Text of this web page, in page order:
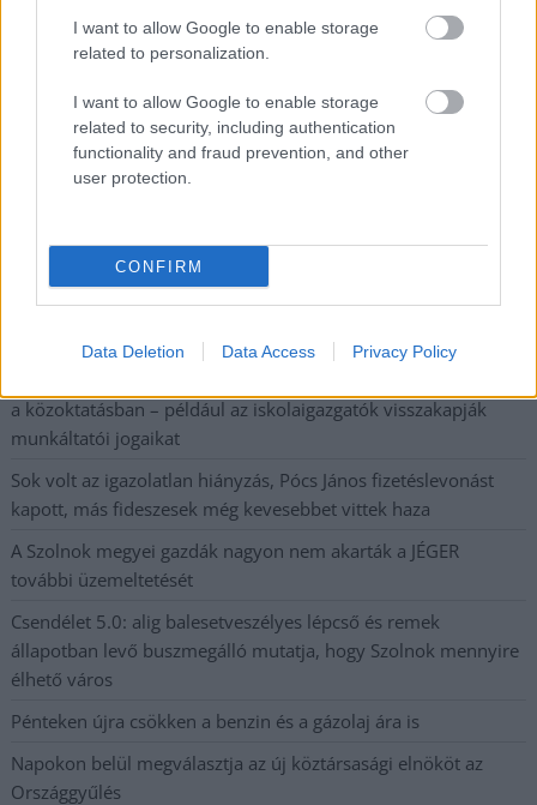
I want to allow Google to enable storage
related to personalization.
I want to allow Google to enable storage
related to security, including authentication
functionality and fraud prevention, and other
user protection.
CONFIRM
Data Deletion Data Access Privacy Policy
Országos ellenőrzés indult a hazai akkumulátoripari
üzemekben
Az idei év leglassabb növekedését hozta a június a
kiskereskedelemben
Györfi Mihály több tucat vállalkozással egyeztetett a
rekord is megdőlt
Egy telefonhívást akart, végül rendőrök vitték el a mezőtúri
a közoktatásban – például az iskolaigazgatók visszakapják
munkáltatói jogaikat
Sok volt az igazolatlan hiányzás, Pócs János fizetéslevonást
kapott, más fideszesek még kevesebbet vittek haza
A Szolnok megyei gazdák nagyon nem akarták a JÉGER
további üzemeltetését
Csendélet 5.0: alig balesetveszélyes lépcső és remek
állapotban levő buszmegálló mutatja, hogy Szolnok mennyire
élhető város
Pénteken újra csökken a benzin és a gázolaj ára is
Napokon belül megválasztja az új köztársasági elnököt az
Országgyűlés